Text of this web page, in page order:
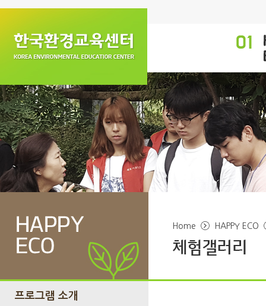
프로그램 소개
Home HAPPY ECO